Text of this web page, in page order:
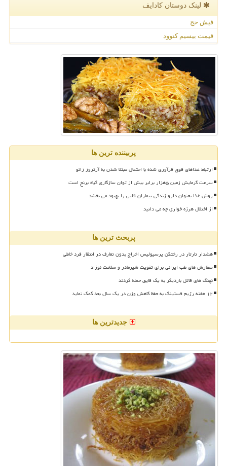
لینک دوستان كادایف
فیش حج
قیمت بیسیم کنوود
پربیننده ترین ها
ارتباط غذاهای فوق فرآوری شده با احتمال مبتلا شدن به آرتروز زانو
سرعت گرمایش زمین ۵هزار برابر بیش از توان سازگاری گیاه برنج است
روش غذا بعنوان دارو زندگی بیماران قلبی را بهبود می بخشد
از اختلال هرزه خواری چه می دانید
پربحث ترین ها
هشدار تارتار در رختکن پرسپولیس اخراج بدون تعارف در انتظار فرد خاطی
سفارش های طب ایرانی برای تقویت شیرمادر و سلامت نوزاد
نهنگ های قاتل باردیگر به یک قایق حمله کردند
۱۲ هفته رژیم فستینگ به حفظ کاهش وزن در یک سال بعد کمک نماید
جدیدترین ها